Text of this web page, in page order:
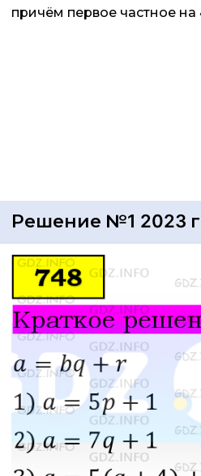
причём первое частное
Решение №1 2023